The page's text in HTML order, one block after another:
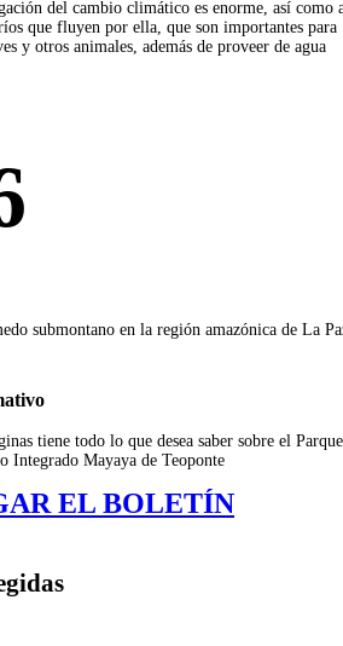
del cambio climático es enorme, así como
que fluyen por ella, que son importantes para
y otros animales, además de proveer de agua
submontano en la región amazónica de La
tiene todo lo que desea saber sobre el Parque
Integrado Mayaya de Teoponte
EL BOLETÍN